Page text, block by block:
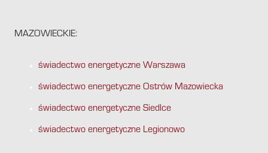
MAZOWIECKIE:
świadectwo energetyczne Warszawa
świadectwo energetyczne Ostrów Mazowiecka
świadectwo energetyczne Siedlce
świadectwo energetyczne Legionowo